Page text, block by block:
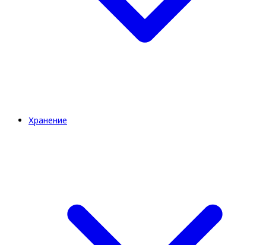
Хранение